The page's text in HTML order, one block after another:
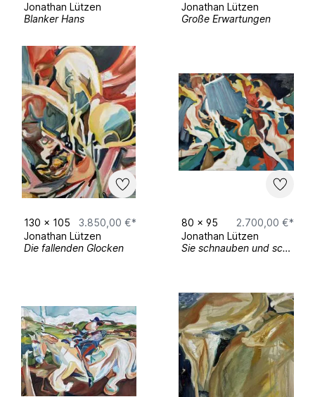
Jonathan Lützen
Blanker Hans
Jonathan Lützen
Große Erwartungen
130 x 105
3.850,00 €*
Jonathan Lützen
Die fallenden Glocken
80 x 95
2.700,00 €*
Jonathan Lützen
Sie schnauben und schäumen